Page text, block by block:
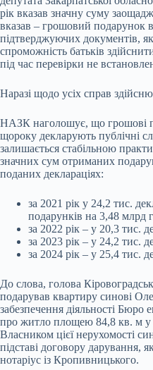
рік вказав значну суму
вказав – грошовий подарунок
підтверджуючих документів,
спроможність батьків
під час перевірки не
Наразі щодо усіх справ
НАЗК наголошує, що грошові
щороку декларують публічні
залишається стабільною
значних сум отриманих
поданих деклараціях:
за 2021 рік у 24,2 тис.
подарунків на 3,48 млрд
за 2022 рік – у 20,3 тис.
за 2023 рік – у 24,2 тис.
за 2024 рік – у 25,4 тис.
До слова, голова
подарував квартиру синові
забезпечення діяльності Бюро
про житло площею 84,8 кв. м у
Власником цієї нерухомості
підставі договору дарування,
нотаріус із Кропивницького.